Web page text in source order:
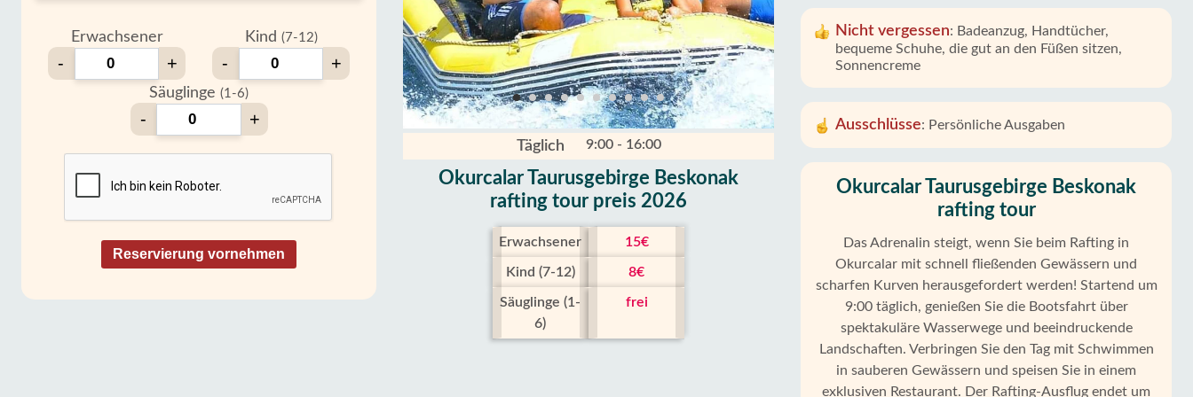
Nicht vergessen: Badeanzug, Handtücher,
bequeme Schuhe, die gut an den Füßen sitzen,
Sonnencreme
Ausschlüsse: Persönliche Ausgaben
Okurcalar Taurusgebirge Beskonak
rafting tour
Das Adrenalin steigt, wenn Sie beim Rafting in
Okurcalar mit schnell fließenden Gewässern und
scharfen Kurven herausgefordert werden! Startend um
9:00 täglich, genießen Sie die Bootsfahrt über
spektakuläre Wasserwege und beeindruckende
Landschaften. Verbringen Sie den Tag mit Schwimmen
in sauberen Gewässern und speisen Sie in einem
exklusiven Restaurant. Der Rafting-Ausflug endet um
Täglich 9:00 - 16:00
Okurcalar Taurusgebirge Beskonak
rafting tour preis 2026
Erwachsener 15€
Kind (7-12) 8€
Säuglinge (1-
6)
frei
Erwachsener
- +
Kind (7-12)
- +
Säuglinge (1-6)
- +
Reservierung vornehmen